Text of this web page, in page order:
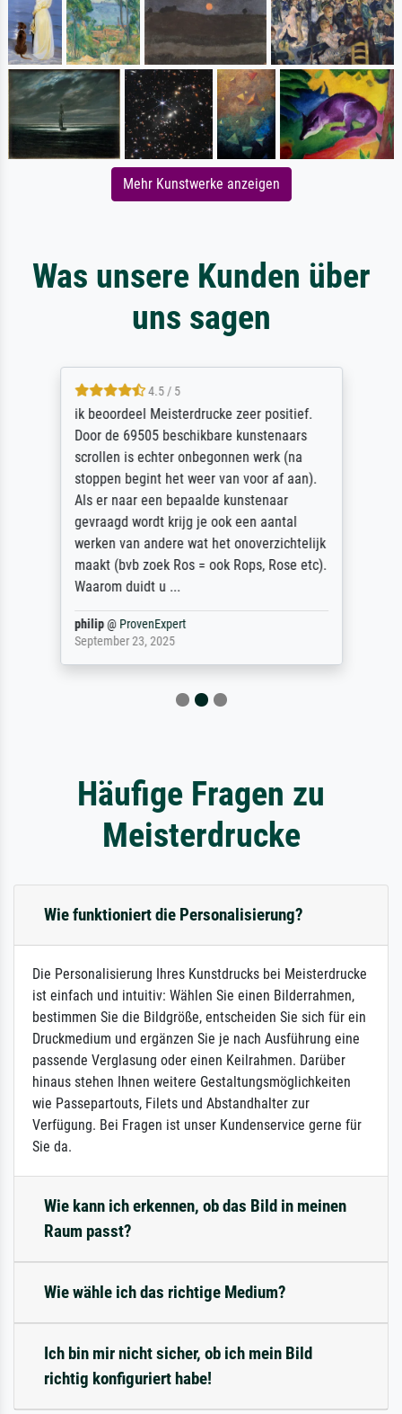
Mehr Kunstwerke anzeigen
Was unsere Kunden über
uns sagen
4.5 / 5
ik beoordeel Meisterdrucke zeer positief.
Door de 69505 beschikbare kunstenaars
scrollen is echter onbegonnen werk (na
stoppen begint het weer van voor af aan).
Als er naar een bepaalde kunstenaar
gevraagd wordt krijg je ook een aantal
werken van andere wat het onoverzichtelijk
maakt (bvb zoek Ros = ook Rops, Rose etc).
Waarom duidt u ...
philip@ ProvenExpert
September 23, 2025
Häufige Fragen zu
Meisterdrucke
Wie funktioniert die Personalisierung?
Die Personalisierung Ihres Kunstdrucks bei Meisterdrucke
ist einfach und intuitiv: Wählen Sie einen Bilderrahmen,
bestimmen Sie die Bildgröße, entscheiden Sie sich für ein
Druckmedium und ergänzen Sie je nach Ausführung eine
passende Verglasung oder einen Keilrahmen. Darüber
hinaus stehen Ihnen weitere Gestaltungsmöglichkeiten
wie Passepartouts, Filets und Abstandhalter zur
Verfügung. Bei Fragen ist unser Kundenservice gerne für
Sie da.
Wie kann ich erkennen, ob das Bild in meinen
Raum passt?
Wie wähle ich das richtige Medium?
Ich bin mir nicht sicher, ob ich mein Bild
richtig konfiguriert habe!